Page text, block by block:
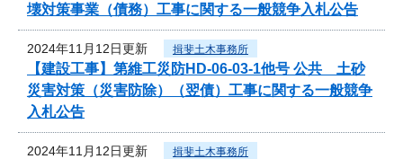
壊対策事業（債務）工事に関する一般競争入札公告
2024年11月12日更新 揖斐土木事務所
【建設工事】第維工災防HD-06-03-1他号 公共 土砂
災害対策（災害防除）（翌債）工事に関する一般競争
入札公告
2024年11月12日更新 揖斐土木事務所